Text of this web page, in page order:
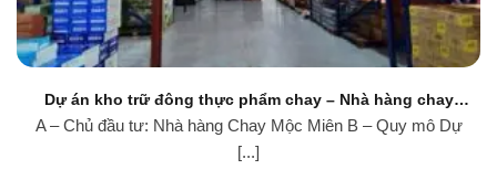
Dự án kho trữ đông thực phẩm chay – Nhà hàng chay
Mộc Miên
A – Chủ đầu tư: Nhà hàng Chay Mộc Miên B – Quy mô Dự
[...]